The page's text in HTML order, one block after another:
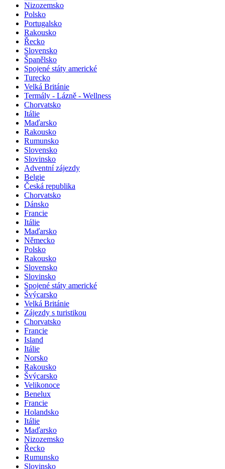
Nizozemsko
Polsko
Portugalsko
Rakousko
Řecko
Slovensko
Španělsko
Spojené státy americké
Turecko
Velká Británie
Termály - Lázně - Wellness
Chorvatsko
Itálie
Maďarsko
Rakousko
Rumunsko
Slovensko
Slovinsko
Adventní zájezdy
Belgie
Česká republika
Chorvatsko
Dánsko
Francie
Itálie
Maďarsko
Německo
Polsko
Rakousko
Slovensko
Slovinsko
Spojené státy americké
Švýcarsko
Velká Británie
Zájezdy s turistikou
Chorvatsko
Francie
Island
Itálie
Norsko
Rakousko
Švýcarsko
Velikonoce
Benelux
Francie
Holandsko
Itálie
Maďarsko
Nizozemsko
Řecko
Rumunsko
Slovinsko